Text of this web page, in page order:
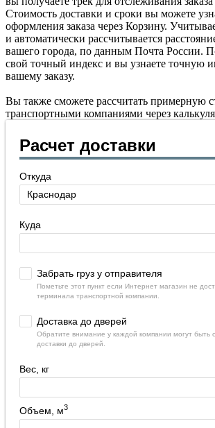
Стоимость доставки и сроки вы можете
оформления заказа через Корзину.
и автоматически рассчитывается
вашего города, по данным Почта России.
свой точный индекс и вы узнаете точную
вашему заказу.
Вы также сможете рассчитать примерную
транспортными компаниями через
Расчет доставки
Откуда
Куда
Забрать груз у отправителя
Пометьте этот пункт если Интернет магазин не
терминала транспортной компании.
Доставка до дверей
Обратите внимание у каждой компании могут быть
доставки до дверей.
Вес, кг
Объем, м3